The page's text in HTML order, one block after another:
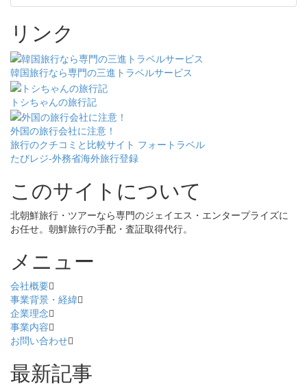
リンク
韓国旅行なら専門の三進トラベルサービス
トシちゃんの旅行記
外国の旅行会社に注意！
旅行のクチコミと比較サイト フォートラベル
たびレジ-外務省海外旅行登録
このサイトについて
北朝鮮旅行・ツアーなら専門のジェイエス・エンタープライズに
お任せ。朝鮮旅行の手配・査証取得代行。
メニュー
会社概要
事業背景・経緯
企業理念
事業内容
お問い合わせ
最新記事